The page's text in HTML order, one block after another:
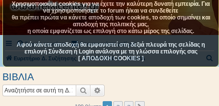
Συχνές ερωτήσεις Επικοινωνήστε μαζί μας
Ευρετήριο Δ. Συζήτησης ΚΑΤΗΓΟΡΙΑ 4 ΒΙΒΛΙΑ
ΒΙΒΛΙΑ
Αναζήτηση
Χρησιμοποιούμε cookies για να έχετε την καλύτερη δυνατή εμπειρία. Για
να χρησιμοποιήσετε το forum ή/και να συνδεθείτε
θα πρέπει πρώτα να κάνετε αποδοχή των cookies, το οποίο σημαίνει και
αποδοχή της πολιτικής μας,
η οποία εμφανίζεται ως επιλογή στο κάτω μέρος της σελίδας.
Αφού κάνετε αποδοχή θα εμφανιστεί στη δεξιά πλευρά της σελίδας η
επιλογή Σύνδεση ή Login ανάλογα με τη γλώσσα επιλογής σας
[ ΑΠΟΔΟΧΗ COOKIES ]